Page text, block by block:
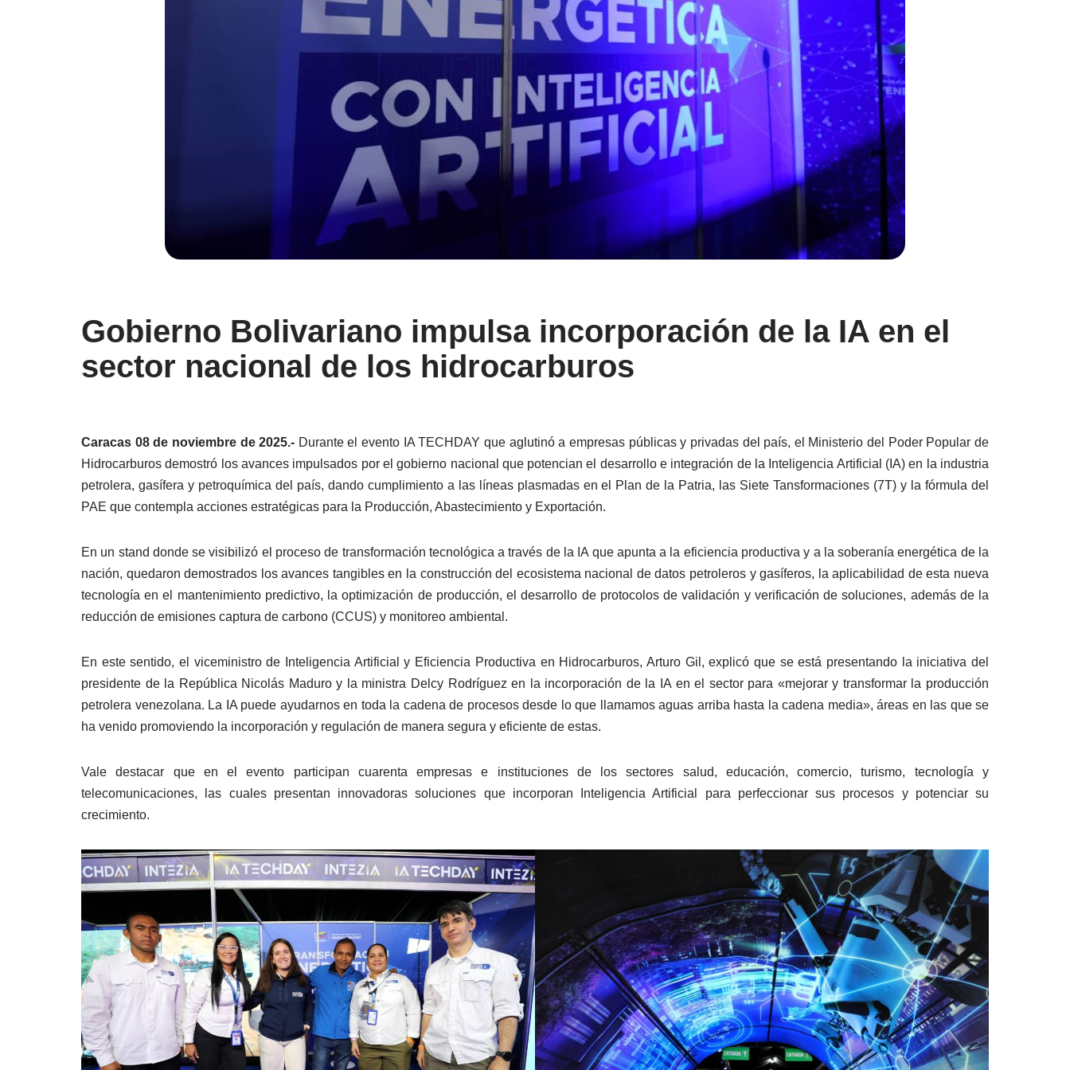
Gobierno Bolivariano impulsa incorporación de la IA en el
sector nacional de los hidrocarburos
Caracas 08 de noviembre de 2025.- Durante el evento IA TECHDAY que aglutinó a empresas públicas y privadas del país, el Ministerio del Poder Popular de
Hidrocarburos demostró los avances impulsados por el gobierno nacional que potencian el desarrollo e integración de la Inteligencia Artificial (IA) en la industria
petrolera, gasífera y petroquímica del país, dando cumplimiento a las líneas plasmadas en el Plan de la Patria, las Siete Tansformaciones (7T) y la fórmula del
PAE que contempla acciones estratégicas para la Producción, Abastecimiento y Exportación.
En un stand donde se visibilizó el proceso de transformación tecnológica a través de la IA que apunta a la eficiencia productiva y a la soberanía energética de la
nación, quedaron demostrados los avances tangibles en la construcción del ecosistema nacional de datos petroleros y gasíferos, la aplicabilidad de esta nueva
tecnología en el mantenimiento predictivo, la optimización de producción, el desarrollo de protocolos de validación y verificación de soluciones, además de la
reducción de emisiones captura de carbono (CCUS) y monitoreo ambiental.
En este sentido, el viceministro de Inteligencia Artificial y Eficiencia Productiva en Hidrocarburos, Arturo Gil, explicó que se está presentando la iniciativa del
presidente de la República Nicolás Maduro y la ministra Delcy Rodríguez en la incorporación de la IA en el sector para «mejorar y transformar la producción
petrolera venezolana. La IA puede ayudarnos en toda la cadena de procesos desde lo que llamamos aguas arriba hasta la cadena media», áreas en las que se
ha venido promoviendo la incorporación y regulación de manera segura y eficiente de estas.
Vale destacar que en el evento participan cuarenta empresas e instituciones de los sectores salud, educación, comercio, turismo, tecnología y
telecomunicaciones, las cuales presentan innovadoras soluciones que incorporan Inteligencia Artificial para perfeccionar sus procesos y potenciar su
crecimiento.